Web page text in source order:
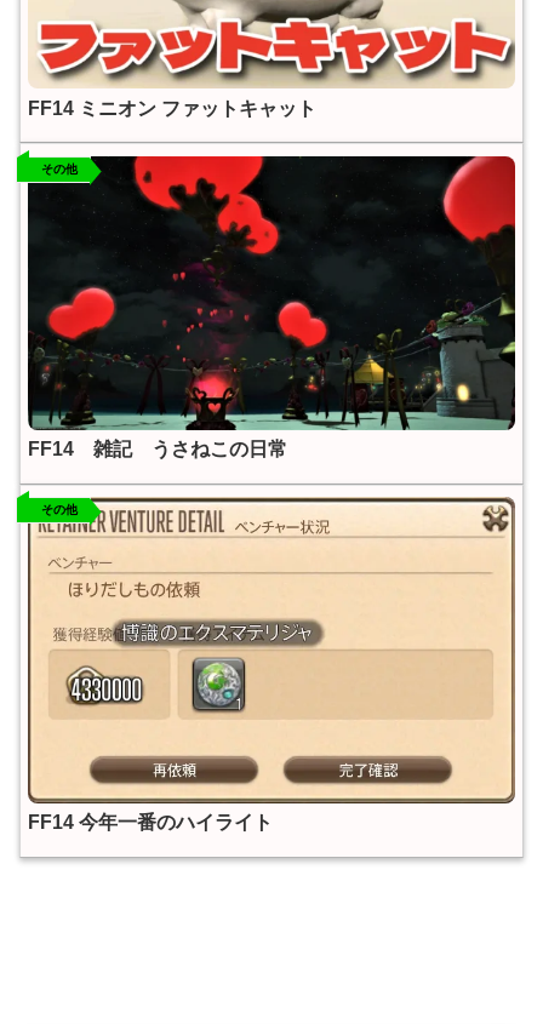
FF14 ミニオン ファットキャット
その他
FF14 雑記 うさねこの日常
その他
FF14 今年一番のハイライト